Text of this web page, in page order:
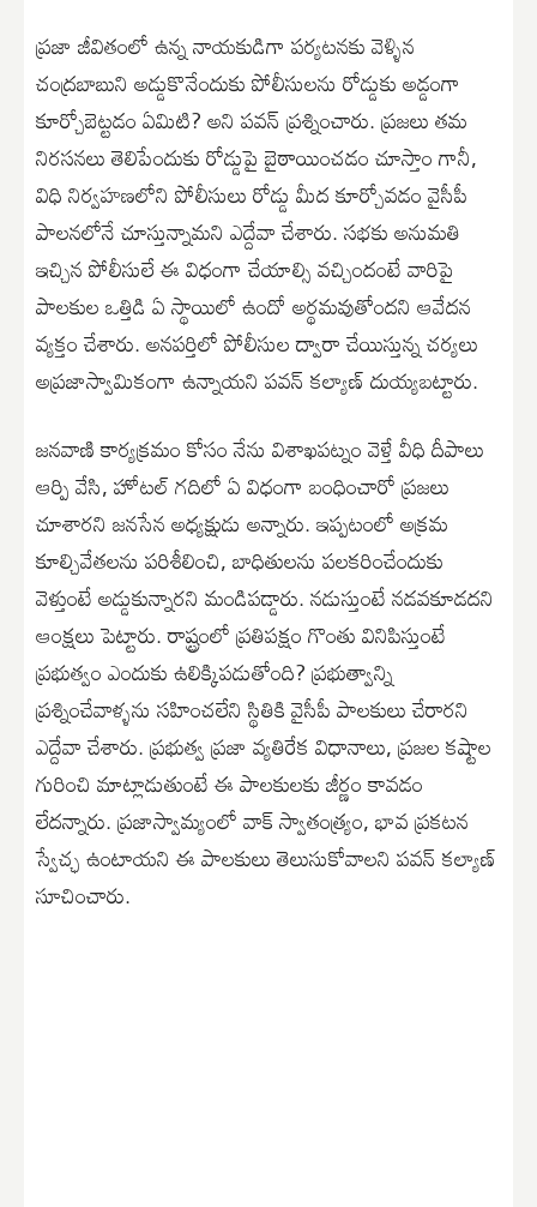
ప్రజా జీవితంలో ఉన్న నాయకుడిగా పర్యటనకు వెళ్ళిన
చంద్రబాబుని అడ్డుకొనేందుకు పోలీసులను రోడ్డుకు అడ్డంగా
కూర్చోబెట్టడం ఏమిటి? అని పవన్ ప్రశ్నించారు. ప్రజలు తమ
నిరసనలు తెలిపేందుకు రోడ్డుపై బైఠాయించడం చూస్తాం గానీ,
విధి నిర్వహణలోని పోలీసులు రోడ్డు మీద కూర్చోవడం వైసీపీ
పాలనలోనే చూస్తున్నామని ఎద్దేవా చేశారు. సభకు అనుమతి
ఇచ్చిన పోలీసులే ఈ విధంగా చేయాల్సి వచ్చిందంటే వారిపై
పాలకుల ఒత్తిడి ఏ స్థాయిలో ఉందో అర్థమవుతోందని ఆవేదన
వ్యక్తం చేశారు. అనపర్తిలో పోలీసుల ద్వారా చేయిస్తున్న చర్యలు
అప్రజాస్వామికంగా ఉన్నాయని పవన్ కల్యాణ్ దుయ్యబట్టారు.
జనవాణి కార్యక్రమం కోసం నేను విశాఖపట్నం వెళ్తే వీధి దీపాలు
ఆర్పి వేసి, హోటల్ గదిలో ఏ విధంగా బంధించారో ప్రజలు
చూశారని జనసేన అధ్యక్షుడు అన్నారు. ఇప్పటంలో అక్రమ
కూల్చివేతలను పరిశీలించి, బాధితులను పలకరించేందుకు
వెళ్తుంటే అడ్డుకున్నారని మండిపడ్డారు. నడుస్తుంటే నడవకూడదని
ఆంక్షలు పెట్టారు. రాష్ట్రంలో ప్రతిపక్షం గొంతు వినిపిస్తుంటే
ప్రభుత్వం ఎందుకు ఉలిక్కిపడుతోంది? ప్రభుత్వాన్ని
ప్రశ్నించేవాళ్ళను సహించలేని స్థితికి వైసీపీ పాలకులు చేరారని
ఎద్దేవా చేశారు. ప్రభుత్వ ప్రజా వ్యతిరేక విధానాలు, ప్రజల కష్టాల
గురించి మాట్లాడుతుంటే ఈ పాలకులకు జీర్ణం కావడం
లేదన్నారు. ప్రజాస్వామ్యంలో వాక్ స్వాతంత్ర్యం, భావ ప్రకటన
స్వేచ్ఛ ఉంటాయని ఈ పాలకులు తెలుసుకోవాలని పవన్ కల్యాణ్
సూచించారు.